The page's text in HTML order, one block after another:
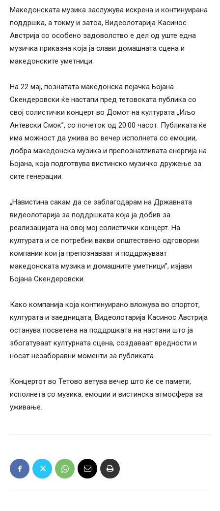
Македонската музика заслужува искрена и континуирана
поддршка, а токму и затоа, Видеолотарија Касинос
Австрија со особено задоволство е дел од уште една
музичка приказна која ја слави домашната сцена и
македонските уметници.
На 22 мај, познатата македонска пејачка Бојана
Скендеровски ќе настапи пред тетовската публика со
свој солистички концерт во Домот на културата „Иљо
Антевски Смок”, со почеток од 20:00 часот. Публиката ќе
има можност да ужива во вечер исполнета со емоции,
добра македонска музика и препознатливата енергија на
Бојана, која подготвува вистинско музичко дружење за
сите генерации.
„Навистина сакам да се заблагодарам на Државната
видеолотарија за поддршката која ја добив за
реализацијата на овој мој солистички концерт. На
културата и се потребни вакви општествено одговорни
компании кои ја препознаваат и поддржуваат
македонската музика и домашните уметници”, изјави
Бојана Скендеровски.
Како компанија која континуирано вложува во спортот,
културата и заедницата, Видеолотарија Касинос Австрија
останува посветена на поддршката на настани што ја
збогатуваат културната сцена, создаваат вредности и
носат незаборавни моменти за публиката.
Концертот во Тетово ветува вечер што ќе се памети,
исполнета со музика, емоции и вистинска атмосфера за
уживање.